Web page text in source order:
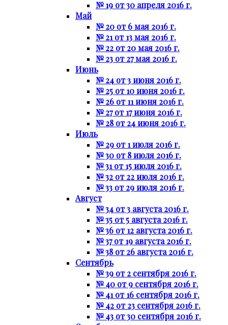
№ 19 от 30 апреля 2016 г.
Май
№ 20 от 6 мая 2016 г.
№ 21 от 13 мая 2016 г.
№ 22 от 20 мая 2016 г.
№ 23 от 27 мая 2016 г.
Июнь
№ 24 от 3 июня 2016 г.
№ 25 от 10 июня 2016 г.
№ 26 от 11 июня 2016 г.
№ 27 от 17 июня 2016 г.
№ 28 от 24 июня 2016 г.
Июль
№ 29 от 1 июля 2016 г.
№ 30 от 8 июля 2016 г.
№ 31 от 15 июля 2016 г.
№ 32 от 22 июля 2016 г.
№ 33 от 29 июля 2016 г.
Август
№ 34 от 3 августа 2016 г.
№ 35 от 5 августа 2016 г.
№ 36 от 12 августа 2016 г.
№ 37 от 19 августа 2016 г.
№ 38 от 26 августа 2016 г.
Сентябрь
№ 39 от 2 сентября 2016 г.
№ 40 от 9 сентября 2016 г.
№ 41 от 16 сентября 2016 г.
№ 42 от 23 сентября 2016 г.
№ 43 от 30 сентября 2016 г.